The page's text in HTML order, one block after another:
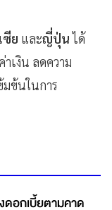
ซีย และญี่ปุ่นได้
เงิน ลดความ
ข้นในการ
ดอกเบี้ยตามคาด